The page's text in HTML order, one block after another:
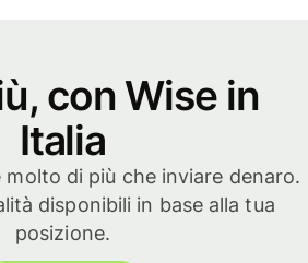
con Wise in
Italia
molto di più che inviare denaro.
disponibili in base alla tua
posizione.